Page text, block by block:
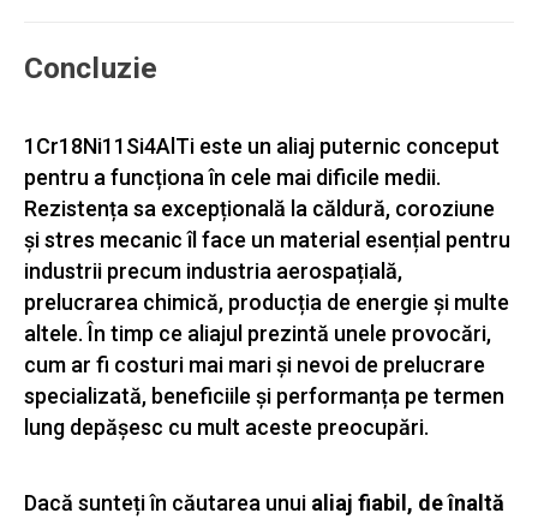
Concluzie
1Cr18Ni11Si4AlTi este un aliaj puternic conceput
pentru a funcționa în cele mai dificile medii.
Rezistența sa excepțională la căldură, coroziune
și stres mecanic îl face un material esențial pentru
industrii precum industria aerospațială,
prelucrarea chimică, producția de energie și multe
altele. În timp ce aliajul prezintă unele provocări,
cum ar fi costuri mai mari și nevoi de prelucrare
specializată, beneficiile și performanța pe termen
lung depășesc cu mult aceste preocupări.
Dacă sunteți în căutarea unui aliaj fiabil, de înaltă